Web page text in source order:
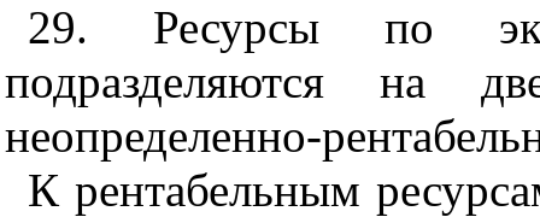
29. Ресурсы по
подразделяются на
неопределенно-
К рентабельным